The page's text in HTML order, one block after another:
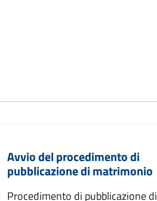
Avvio del procedimento di
pubblicazione di matrimonio
Procedimento di pubblicazione di